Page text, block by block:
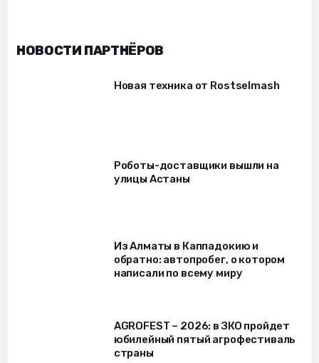
НОВОСТИ ПАРТНЁРОВ
Новая техника от Rostselmash
Роботы-доставщики вышли на
улицы Астаны
Из Алматы в Каппадокию и
обратно: автопробег, о котором
написали по всему миру
AGROFEST – 2026: в ЗКО пройдет
юбилейный пятый агрофестиваль
страны